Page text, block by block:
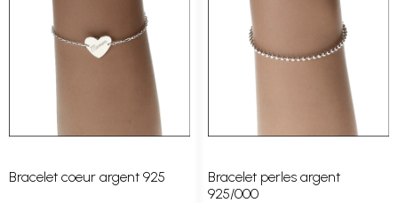
Bracelet coeur argent 925
Bracelet perles argent
925/000